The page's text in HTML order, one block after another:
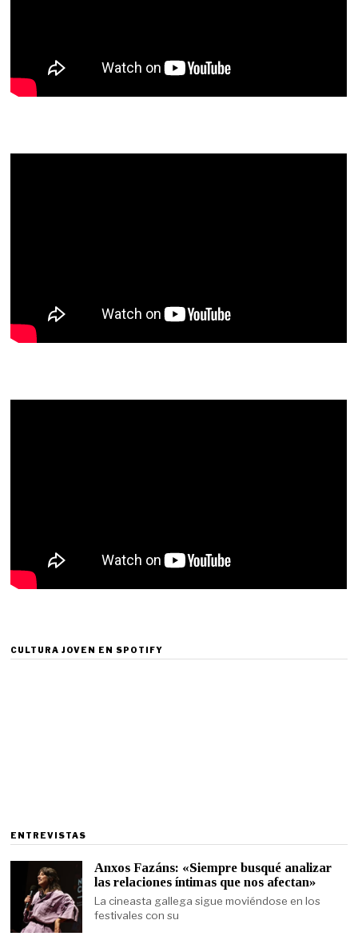
CULTURA JOVEN EN SPOTIFY
ENTREVISTAS
Anxos Fazáns: «Siempre busqué analizar
las relaciones íntimas que nos afectan»
La cineasta gallega sigue moviéndose en los
festivales con su